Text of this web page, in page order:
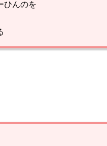
ひんのを